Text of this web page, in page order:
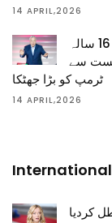
14 APRIL,2026
یورپ کی سیاست میں نیا موڑ: ہنگری میں 16 سالہ
سے
ٹرمپ کو بڑا جھٹکا
14 APRIL,2026
International
کردیا